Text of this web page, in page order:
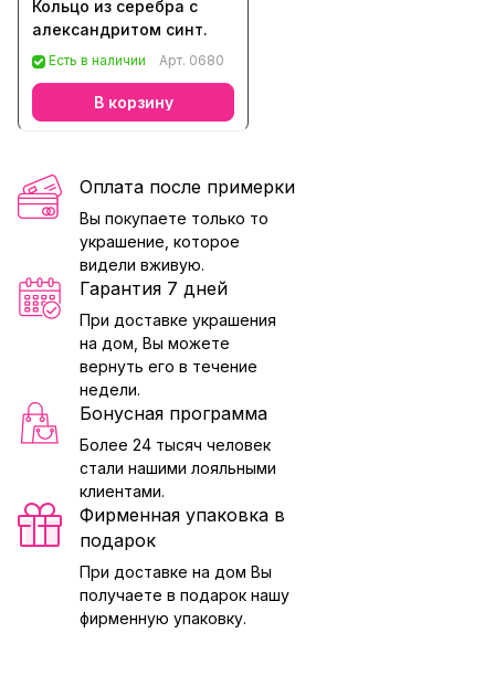
Кольцо из серебра с
александритом синт.
Есть в наличии Арт. 0680
В корзину
Оплата после примерки
Вы покупаете только то
украшение, которое
видели вживую.
Гарантия 7 дней
При доставке украшения
на дом, Вы можете
вернуть его в течение
недели.
Бонусная программа
Более 24 тысяч человек
стали нашими лояльными
клиентами.
Фирменная упаковка в
подарок
При доставке на дом Вы
получаете в подарок нашу
фирменную упаковку.